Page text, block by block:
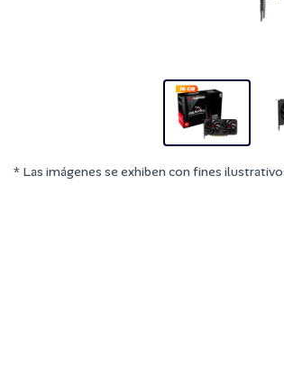
* Las imágenes se exhiben con fines